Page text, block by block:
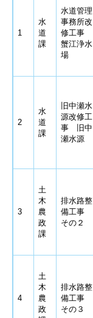
1
水
道
課
水道管理
事務所改
修工事
蟹江浄水
場
2
水
道
課
旧中瀬水
源改修工
事 旧中
瀬水源
3
土
木
農
政
課
排水路整
備工事
その２
4
土
木
農
政
排水路整
備工事
その３